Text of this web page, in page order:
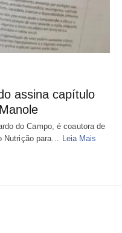
assina capítulo
do Campo, é coautora de
Nutrição para…
Leia Mais